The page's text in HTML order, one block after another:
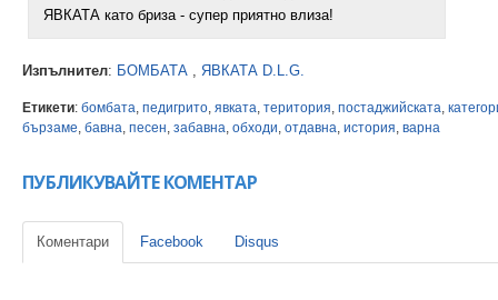
ЯВКАТА като бриза - супер приятно влиза!
Изпълнител: БОМБАТА , ЯВКАТА D.L.G.
Етикети: бомбата педигрито явката територия постаджийската
бързаме бавна песен забавна обходи отдавна история варна
ПУБЛИКУВАЙТЕ КОМЕНТАР
Коментари Facebook Disqus